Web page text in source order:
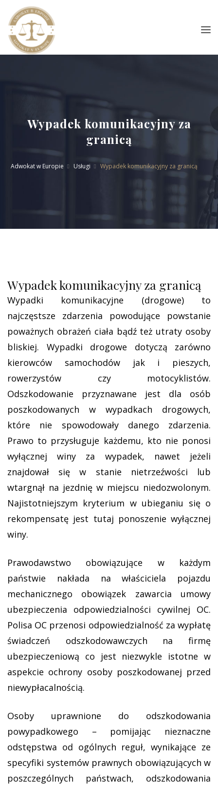
Wypadek komunikacyjny za
granicą
Adwokat w Europie Usługi Wypadek komunikacyjny za granicą
Wypadek komunikacyjny za granicą
Wypadki komunikacyjne (drogowe) to
najczęstsze zdarzenia powodujące powstanie
poważnych obrażeń ciała bądź też utraty osoby
bliskiej. Wypadki drogowe dotyczą zarówno
kierowców samochodów jak i pieszych,
rowerzystów czy motocyklistów.
Odszkodowanie przyznawane jest dla osób
poszkodowanych w wypadkach drogowych,
które nie spowodowały danego zdarzenia.
Prawo to przysługuje każdemu, kto nie ponosi
wyłącznej winy za wypadek, nawet jeżeli
znajdował się w stanie nietrzeźwości lub
wtargnął na jezdnię w miejscu niedozwolonym.
Najistotniejszym kryterium w ubieganiu się o
rekompensatę jest tutaj ponoszenie wyłącznej
winy.
Prawodawstwo obowiązujące w każdym
państwie nakłada na właściciela pojazdu
mechanicznego obowiązek zawarcia umowy
ubezpieczenia odpowiedzialności cywilnej OC.
Polisa OC przenosi odpowiedzialność za wypłatę
świadczeń odszkodowawczych na firmę
ubezpieczeniową co jest niezwykle istotne w
aspekcie ochrony osoby poszkodowanej przed
niewypłacalnością.
Osoby uprawnione do odszkodowania
powypadkowego – pomijając nieznaczne
odstępstwa od ogólnych reguł, wynikające ze
specyfiki systemów prawnych obowiązujących w
poszczególnych państwach, odszkodowania